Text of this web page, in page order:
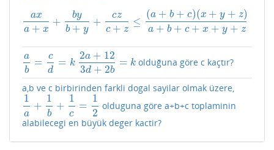
ax
a + x
+ by
b + y
+ cz
c + z
≤
(a + b + c)(x + y + z)
a + b + c + x + y + z
axa +x +byb+y +cz c+z≤(a +b c)(x+y+z)a+b+c+x+y+z
a
b
=
c
d
= k
ab =cd =k
2a + 12
3d + 2b
= k
2a+123d+ 2b =k olduğuna göre c kaçtır?
a,b ve c birbirinden farkli dogal sayilar olmak üzere,
1
a
+
1
b
+
1
c
=
1
2
1a +1 b+1 c= 12
olduguna göre a+b+c toplaminin
alabilecegi en büyük deger kactir?